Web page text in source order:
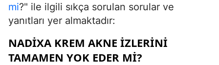
mi?" ile ilgili sıkça sorulan sorular ve
yanıtları yer almaktadır:
NADIXA KREM AKNE IZLERINI
TAMAMEN YOK EDER MI?